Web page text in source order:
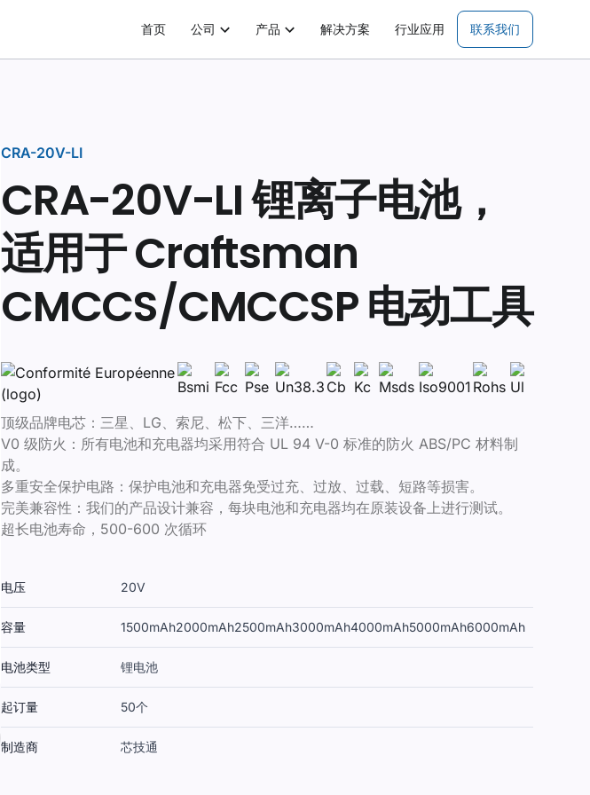
首页 公司 产品 解决方案 行业应用 联系我们
CRA-20V-LI
CRA-20V-LI 锂离子电池，
适用于 Craftsman
CMCCS/CMCCSP 电动工具
顶级品牌电芯：三星、LG、索尼、松下、三洋……
V0 级防火：所有电池和充电器均采用符合 UL 94 V-0 标准的防火 ABS/PC 材料制
成。
多重安全保护电路：保护电池和充电器免受过充、过放、过载、短路等损害。
完美兼容性：我们的产品设计兼容，每块电池和充电器均在原装设备上进行测试。
超长电池寿命，500-600 次循环
电压 20V
容量 1500mAh2000mAh2500mAh3000mAh4000mAh5000mAh6000mAh
电池类型 锂电池
起订量 50个
制造商 芯技通